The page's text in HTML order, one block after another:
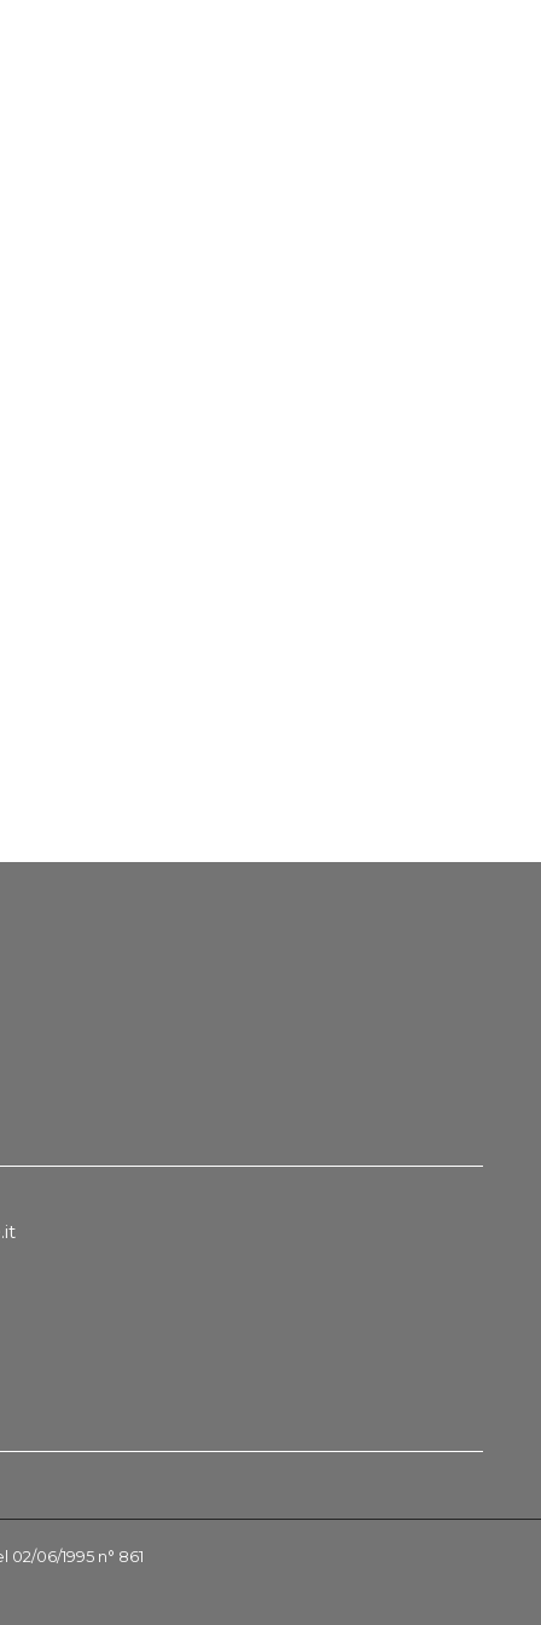
06/1995 n° 861